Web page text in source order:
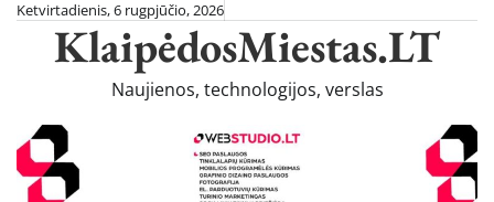
Skip
content
Ketvirtadienis, 6 rugpjūčio, 2026
KlaipėdosMiestas.LT
Naujienos, technologijos, verslas